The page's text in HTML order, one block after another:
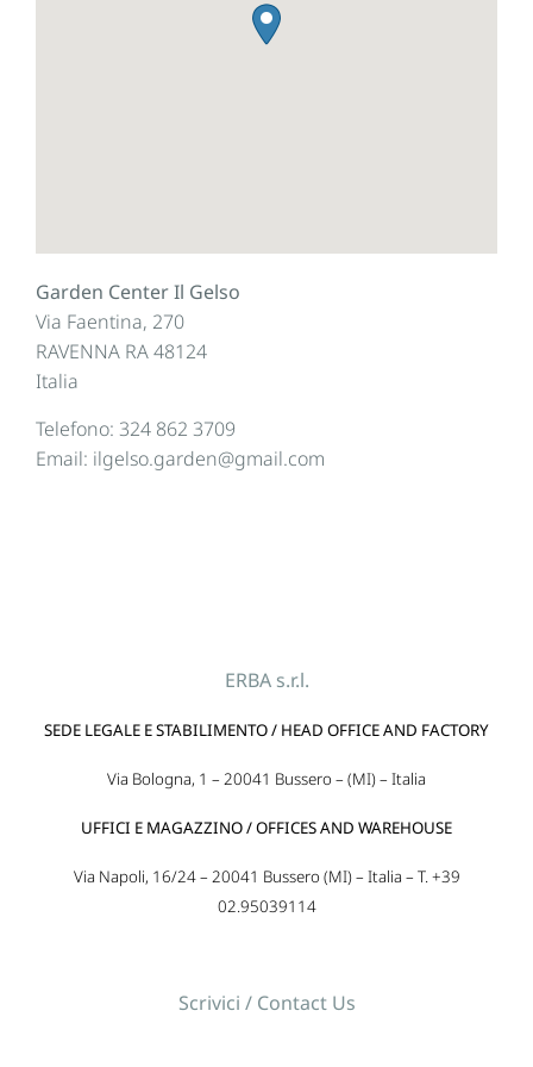
Garden Center Il Gelso
Via Faentina, 270
RAVENNA RA48124
Italia
Telefono: 324 862 3709
Email: ilgelso.garden@gmail.com
ERBA s.r.l.
SEDE LEGALE E STABILIMENTO / HEAD OFFICE AND FACTORY
Via Bologna, 1 – 20041 Bussero – (MI) – Italia
UFFICI E MAGAZZINO / OFFICES AND WAREHOUSE
Via Napoli, 16/24 – 20041 Bussero (MI) – Italia – T. +39
02.95039114
Scrivici / Contact Us